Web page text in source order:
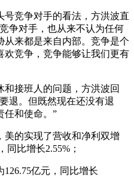
竞争对手的看法，方洪波直
争对手，也从来不认为任何
来都是来自内部。竞争是个
欢竞争，竞争能够让我们更有
接班人的问题，方洪波回
退。但既然现在还没有退
任和使命。”
美的实现了营收和净利双增
同比增长2.55%；
亿元，同比增长